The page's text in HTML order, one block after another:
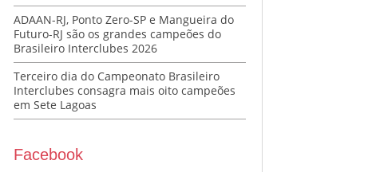
ADAAN-RJ, Ponto Zero-SP e Mangueira do
Futuro-RJ são os grandes campeões do
Brasileiro Interclubes 2026
Terceiro dia do Campeonato Brasileiro
Interclubes consagra mais oito campeões
em Sete Lagoas
Facebook